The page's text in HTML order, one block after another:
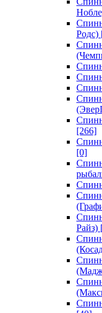
Родс)
[266]
[0]
Райз)